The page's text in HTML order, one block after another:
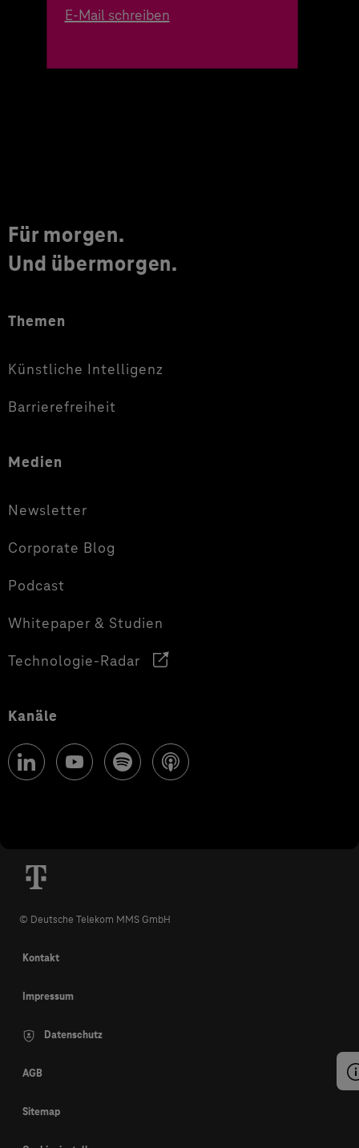
E-Mail schreiben
Für morgen.
Und übermorgen.
Themen
Künstliche Intelligenz
Barrierefreiheit
Medien
Newsletter
Corporate Blog
Podcast
Whitepaper & Studien
Technologie-Radar
Kanäle
© Deutsche Telekom MMS GmbH
Kontakt
Impressum
Datenschutz
AGB
Sitemap